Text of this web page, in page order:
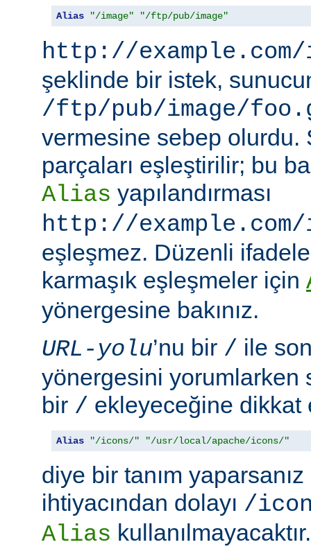
Alias "/image" "/ftp/pub/image"
http://
şeklinde bir istek,
/ftp/pub/image/
vermesine sebep olurdu.
parçaları eşleştirilir; bu
Alias yapılandırması
http://
eşleşmez. Düzenli
karmaşık eşleşmeler için
yönergesine bakınız.
URL-yolu’nu bir / ile
yönergesini yorumlarken
bir / ekleyeceğine dikkat
Alias "/icons/" "/usr/local/apache/icons/"
diye bir tanım
ihtiyacından dolayı /
Alias kullanılmayacaktır.